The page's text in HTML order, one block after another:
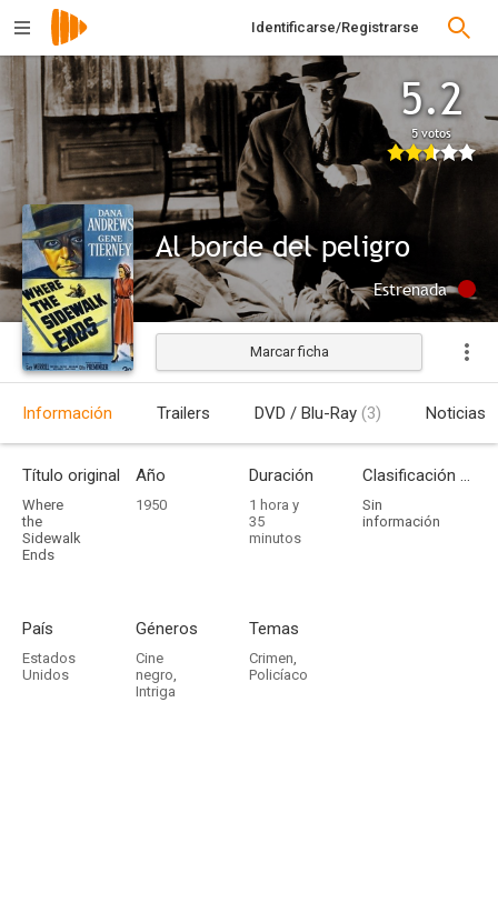
Identificarse/Registrarse
5.2
5 votos
Al borde del peligro
Estrenada
Marcar ficha
Información Trailers DVD / Blu-Ray (3) Noticias
Título original
Where
the
Sidewalk
Ends
Año
1950
Duración
1 hora y
35
minutos
Clasificación por edades
Sin
información
País
Estados
Unidos
Géneros
Cine
negro,
Intriga
Temas
Crimen,
Policíaco